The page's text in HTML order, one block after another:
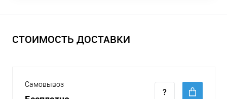
СТОИМОСТЬ ДОСТАВКИ
Самовывоз